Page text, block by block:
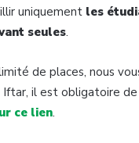
uniquement les
seules.
de places, nous
il est obligatoire de
ce lien.